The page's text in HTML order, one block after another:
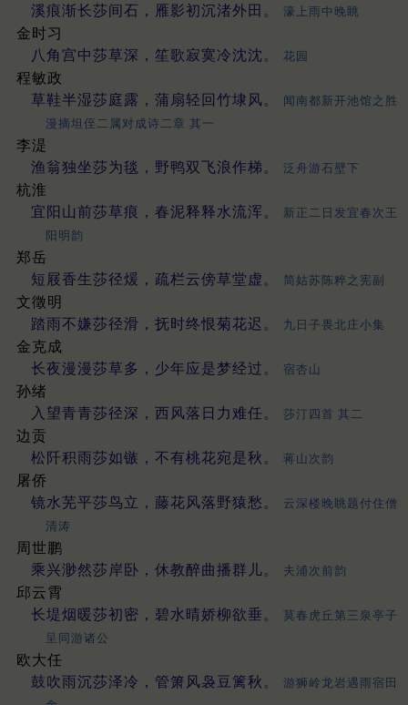
溪痕渐长莎间石，雁影初沉渚外田。 濠上雨中晚眺
金时习
八角宫中莎草深，笙歌寂寞冷沈沈。
花园
程敏政
草鞋半湿莎庭露，蒲扇轻回竹埭风。
闻南都新开池馆之胜
漫摘坦侄二属对成诗二章 其一
李湜
渔翁独坐莎为毯，野鸭双飞浪作梯。
泛舟游石壁下
杭淮
宜阳山前莎草痕，春泥释释水流浑。
新正二日发宜春次王
阳明韵
郑岳
短屐香生莎径煖，疏栏云傍草堂虚。
简姑苏陈粹之宪副
文徵明
踏雨不嫌莎径滑，抚时终恨菊花迟。
九日子畏北庄小集
金克成
长夜漫漫莎草多，少年应是梦经过。
宿杏山
孙绪
入望青青莎径深，西风落日力难任。
莎汀四首 其二
边贡
松阡积雨莎如镞，不有桃花宛是秋。
蒋山次韵
屠侨
镜水芜平莎鸟立，藤花风落野猿愁。
云深楼晚眺题付住僧
清涛
周世鹏
乘兴渺然莎岸卧，休教醉曲播群儿。
夫浦次前韵
邱云霄
长堤烟暖莎初密，碧水晴娇柳欲垂。
莫春虎丘第三泉亭子
呈同游诸公
欧大任
鼓吹雨沉莎泽冷，管箫风袅豆篱秋。
游狮岭龙岩遇雨宿田